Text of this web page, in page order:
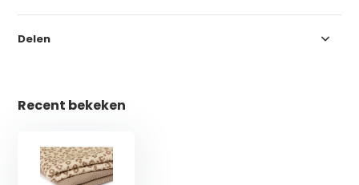
Delen
Recent bekeken